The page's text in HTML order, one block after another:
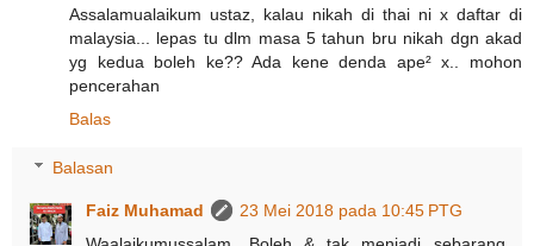
Assalamualaikum ustaz, kalau nikah di thai ni x daftar di
malaysia... lepas tu dlm masa 5 tahun bru nikah dgn akad
yg kedua boleh ke?? Ada kene denda ape² x.. mohon
pencerahan
Balas
Balasan
Faiz Muhamad
23 Mei 2018 pada 10:45 PTG